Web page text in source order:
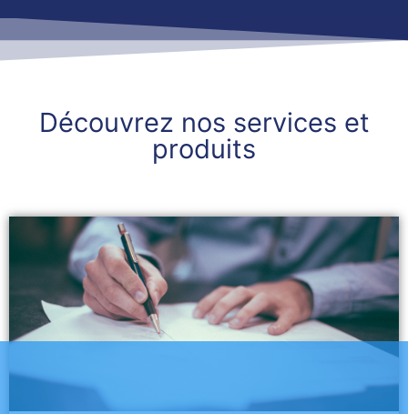
Découvrez nos services et
produits